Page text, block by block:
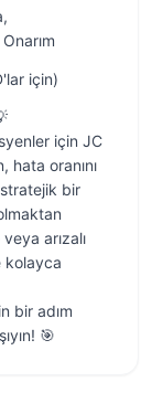
için)
için JC
hata oranını
bir
arızalı
kolayca
bir adım
🎯